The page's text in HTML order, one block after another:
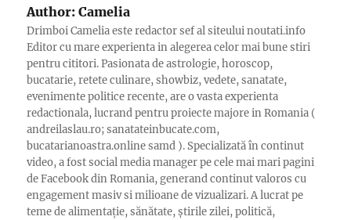
Author: Camelia
Drimboi Camelia este redactor sef al siteului noutati.info
Editor cu mare experienta in alegerea celor mai bune stiri
pentru cititori. Pasionata de astrologie, horoscop,
bucatarie, retete culinare, showbiz, vedete, sanatate,
evenimente politice recente, are o vasta experienta
redactionala, lucrand pentru proiecte majore in Romania (
andreilaslau.ro; sanatateinbucate.com,
bucatarianoastra.online samd ). Specializată în continut
video, a fost social media manager pe cele mai mari pagini
de Facebook din Romania, generand continut valoros cu
engagement masiv si milioane de vizualizari. A lucrat pe
teme de alimentație, sănătate, știrile zilei, politică,